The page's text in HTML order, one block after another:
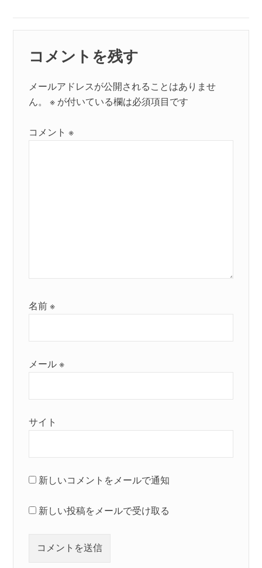
コメントを残す
メールアドレスが公開されることはありませ
ん。
※ が付いている欄は必須項目です
コメント※
名前※
メール※
サイト
新しいコメントをメールで通知
新しい投稿をメールで受け取る